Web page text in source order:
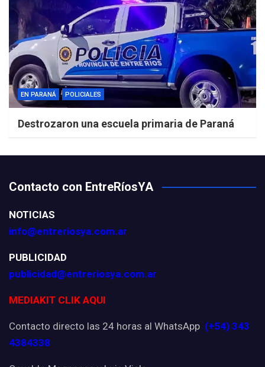
EN PARANÁ POLICIALES
Destrozaron una escuela primaria de Paraná
Contacto con EntreRíosYA
NOTICIAS
info@entreriosya.com.ar
PUBLICIDAD
publicidad@entreriosya.com.ar
MEDIAKIT CLIK AQUI
Contacto directo las 24 horas al WhatsApp (+54) 343
4384338